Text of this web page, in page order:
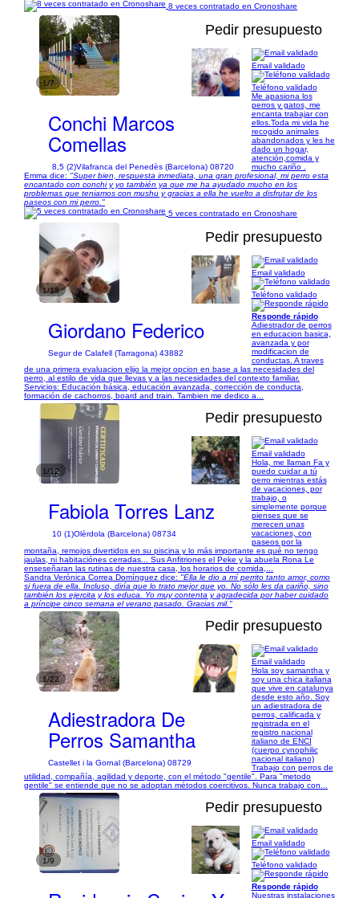
8 veces contratado en Cronoshare
1/7
Pedir presupuesto
Conchi Marcos
Comellas
8,5 (2)Vilafranca del Penedès (Barcelona) 08720
Email validado
Teléfono validado
Me apasiona los
perros y gatos, me
encanta trabajar con
ellos.Toda mi vida he
recogido animales
abandonados y les he
dado un hogar,
atención,comida y
mucho cariño .
Emma dice: "Super bien, respuesta inmediata, una gran profesional, mi perro esta
encantado con conchi y yo también ya que me ha ayudado mucho en los
problemas que teniamos con mushu y gracias a ella he vuelto a disfrutar de los
paseos con mi perro."
5 veces contratado en Cronoshare
1/13
Pedir presupuesto
Giordano Federico
Segur de Calafell (Tarragona) 43882
Email validado
Teléfono validado
Responde rápido
Adiestrador de perros
en educacion basica,
avanzada y por
modificacion de
conductas. A traves
de una primera evaluacion elijo la mejor opcion en base a las necesidades del
perro, al estilo de vida que llevas y a las necesidades del contexto familiar.
Servicios: Educación básica, educación avanzada, corrección de conducta,
formación de cachorros, board and train. Tambien me dedico a...
1/12
Pedir presupuesto
Fabiola Torres Lanz
10 (1)Olèrdola (Barcelona) 08734
Email validado
Hola, me llaman Fa y
puedo cuidar a tú
perro mientras estás
de vacaciones, por
trabajo, o
simplemente porque
pienses que se
merecen unas
vacaciones, con
paseos por la
montaña, remojos divertidos en su piscina y lo más importante es qué no tengo
jaulas, ni habitaciónes cerradas... Sus Anfitriones el Peke y la abuela Rona Le
enseseñaran las rutinas de nuestra casa, los horarios de comida,...
Sandra Verónica Correa Domínguez dice: "Ella le dio a mí perrito tanto amor, como
si fuera de ella. Incluso, diría que lo trato mejor que yo. No sólo les da cariño, sino
también los ejercita y los educa. Yo muy contenta y agradecida por haber cuidado
a príncipe cinco semana el verano pasado. Gracias mil."
1/22
Pedir presupuesto
Adiestradora De
Perros Samantha
Castellet i la Gornal (Barcelona) 08729
Email validado
Hola soy samantha y
soy una chica italiana
que vive en catalunya
desde esto año. Soy
un adiestradora de
perros, calificada y
registrada en el
registro nacional
italiano de ENCI
(cuerpo cynophilic
nacional italiano)
Trabajo con perros de
utilidad, compañía, agilidad y deporte, con el método "gentile". Para "metodo
gentile" se entiende que no se adoptan métodos coercitivos. Nunca trabajo con...
1/9
Pedir presupuesto
Email validado
Teléfono validado
Responde rápido
Nuestras instalaciones